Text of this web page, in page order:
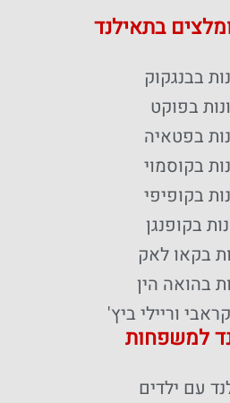
בתאילנד
בבנגקוק
בפוקט
בפטאיה
בקוסמוי
בקופיפי
בקופנגן
בקאו לאק
בהואה הין
וריילי ביץ'
למשפחות
עם ילדים